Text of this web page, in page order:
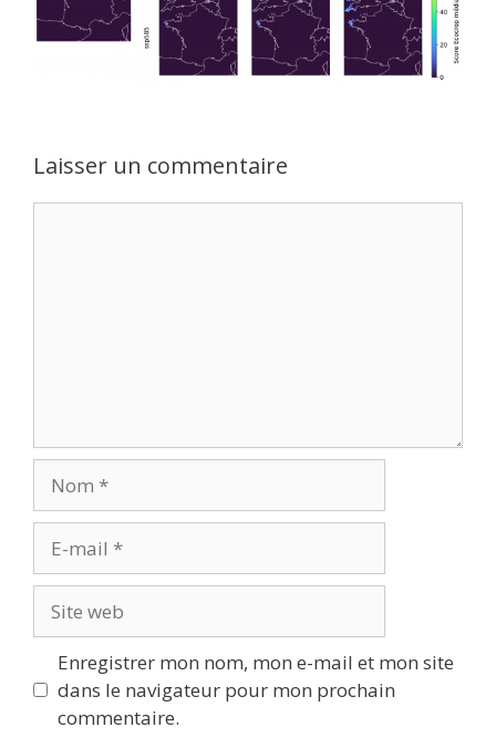
Laisser un commentaire
mail
web
Enregistrer mon nom, mon e-mail et mon site
dans le navigateur pour mon prochain
commentaire.